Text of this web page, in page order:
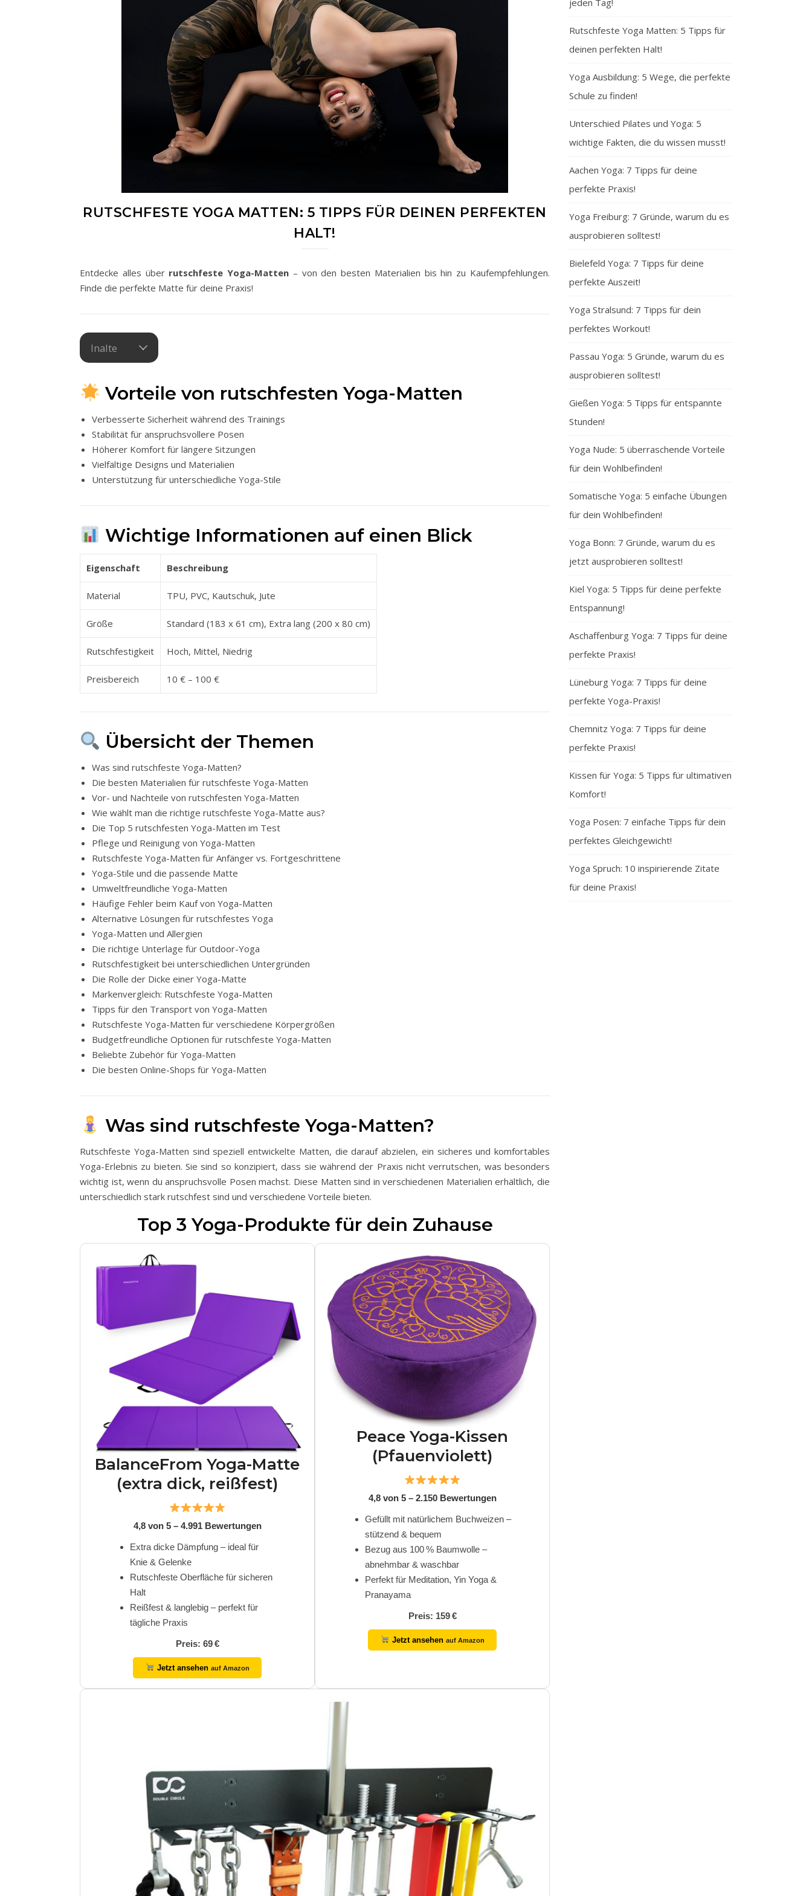
RUTSCHFESTE YOGA MATTEN: 5 TIPPS FÜR DEINEN PERFEKTEN
HALT!
Entdecke alles über rutschfeste Yoga-Matten – von den besten Materialien bis hin zu Kaufempfehlungen.
Finde die perfekte Matte für deine Praxis!
Inalte
Vorteile von rutschfesten Yoga-Matten
Verbesserte Sicherheit während des Trainings
Stabilität für anspruchsvollere Posen
Höherer Komfort für längere Sitzungen
Vielfältige Designs und Materialien
Unterstützung für unterschiedliche Yoga-Stile
Wichtige Informationen auf einen Blick
Eigenschaft Beschreibung
Material TPU, PVC, Kautschuk, Jute
Größe Standard (183 x 61 cm), Extra lang (200 x 80 cm)
Rutschfestigkeit Hoch, Mittel, Niedrig
Preisbereich 10 € – 100 €
Übersicht der Themen
Was sind rutschfeste Yoga-Matten?
Die besten Materialien für rutschfeste Yoga-Matten
Vor- und Nachteile von rutschfesten Yoga-Matten
Wie wählt man die richtige rutschfeste Yoga-Matte aus?
Die Top 5 rutschfesten Yoga-Matten im Test
Pflege und Reinigung von Yoga-Matten
Rutschfeste Yoga-Matten für Anfänger vs. Fortgeschrittene
Yoga-Stile und die passende Matte
Umweltfreundliche Yoga-Matten
Häufige Fehler beim Kauf von Yoga-Matten
Alternative Lösungen für rutschfestes Yoga
Yoga-Matten und Allergien
Die richtige Unterlage für Outdoor-Yoga
Rutschfestigkeit bei unterschiedlichen Untergründen
Die Rolle der Dicke einer Yoga-Matte
Markenvergleich: Rutschfeste Yoga-Matten
Tipps für den Transport von Yoga-Matten
Rutschfeste Yoga-Matten für verschiedene Körpergrößen
Budgetfreundliche Optionen für rutschfeste Yoga-Matten
Beliebte Zubehör für Yoga-Matten
Die besten Online-Shops für Yoga-Matten
Was sind rutschfeste Yoga-Matten?
Rutschfeste Yoga-Matten sind speziell entwickelte Matten, die darauf abzielen, ein sicheres und komfortables
Yoga-Erlebnis zu bieten. Sie sind so konzipiert, dass sie während der Praxis nicht verrutschen, was besonders
wichtig ist, wenn du anspruchsvolle Posen machst. Diese Matten sind in verschiedenen Materialien erhältlich, die
unterschiedlich stark rutschfest sind und verschiedene Vorteile bieten.
Top 3 Yoga-Produkte für dein Zuhause
BalanceFrom Yoga-Matte
(extra dick, reißfest)
4,8 von 5 – 4.991 Bewertungen
Extra dicke Dämpfung – ideal für
Knie & Gelenke
Rutschfeste Oberfläche für sicheren
Halt
Reißfest & langlebig – perfekt für
tägliche Praxis
Preis: 69 €
Jetzt ansehen auf Amazon
Peace Yoga-Kissen
(Pfauenviolett)
4,8 von 5 – 2.150 Bewertungen
Gefüllt mit natürlichem Buchweizen –
stützend & bequem
Bezug aus 100 % Baumwolle –
abnehmbar & waschbar
Perfekt für Meditation, Yin Yoga &
Pranayama
Preis: 159 €
Jetzt ansehen auf Amazon
jeden Tag!
Rutschfeste Yoga Matten: 5 Tipps für
deinen perfekten Halt!
Yoga Ausbildung: 5 Wege, die perfekte
Schule zu finden!
Unterschied Pilates und Yoga: 5
wichtige Fakten, die du wissen musst!
Aachen Yoga: 7 Tipps für deine
perfekte Praxis!
Yoga Freiburg: 7 Gründe, warum du es
ausprobieren solltest!
Bielefeld Yoga: 7 Tipps für deine
perfekte Auszeit!
Yoga Stralsund: 7 Tipps für dein
perfektes Workout!
Passau Yoga: 5 Gründe, warum du es
ausprobieren solltest!
Gießen Yoga: 5 Tipps für entspannte
Stunden!
Yoga Nude: 5 überraschende Vorteile
für dein Wohlbefinden!
Somatische Yoga: 5 einfache Übungen
für dein Wohlbefinden!
Yoga Bonn: 7 Gründe, warum du es
jetzt ausprobieren solltest!
Kiel Yoga: 5 Tipps für deine perfekte
Entspannung!
Aschaffenburg Yoga: 7 Tipps für deine
perfekte Praxis!
Lüneburg Yoga: 7 Tipps für deine
perfekte Yoga-Praxis!
Chemnitz Yoga: 7 Tipps für deine
perfekte Praxis!
Kissen für Yoga: 5 Tipps für ultimativen
Komfort!
Yoga Posen: 7 einfache Tipps für dein
perfektes Gleichgewicht!
Yoga Spruch: 10 inspirierende Zitate
für deine Praxis!